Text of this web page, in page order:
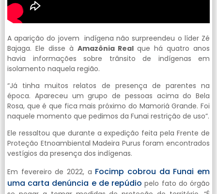
A aparição do jovem indígena não surpreendeu o líder Zé
Bajaga. Ele disse à Amazônia Realque há quatro anos
havia informações sobre trânsito de indígenas em
isolamento naquela região.
“Já tinha muitos relatos de presença de parentes na
época. Apareceu um grupo de pessoas acima do Bela
Rosa, que é que fica mais próximo do Mamoriá Grande. Foi
naquele momento que pedimos da Funai restrição de uso”.
Ele ressaltou que durante a expedição feita pela Frente de
Proteção Etnoambiental Madeira Purus foram encontrados
vestígios da presença dos indígenas.
Em fevereiro de 2022, a Focimp cobrou da Funai em
uma carta denúncia e de repúdio pelo fato do órgão